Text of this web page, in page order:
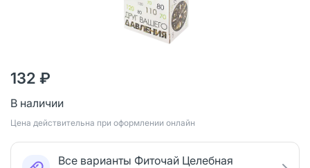
132 ₽
В наличии
Цена действительна при оформлении онлайн
Все варианты Фиточай Целебная